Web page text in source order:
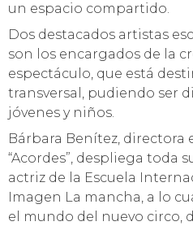
un espacio compartido.
Dos destacados artistas
son los encargados de la
espectáculo, que está
transversal, pudiendo ser
jóvenes y niños.
Bárbara Benítez, directora
“Acordes”, despliega toda
actriz de la Escuela
Imagen La mancha, a lo
el mundo del nuevo circo,